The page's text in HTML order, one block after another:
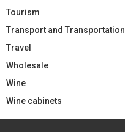
Tourism
Transport and Transportation
Travel
Wholesale
Wine
Wine cabinets